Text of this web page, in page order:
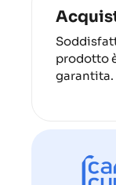
prodotto
garantita.